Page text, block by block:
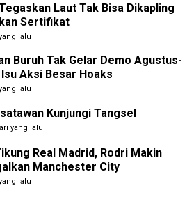
Laut Tak Bisa Dikapling
Sertifikat
lalu
Buruh Tak Gelar Demo Agustus-
Aksi Besar Hoaks
lalu
Kunjungi Tangsel
yang lalu
Real Madrid, Rodri Makin
Manchester City
lalu